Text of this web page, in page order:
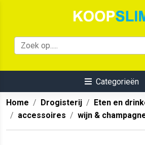
Categorieën
Home Drogisterij Eten en
accessoires
wijn &